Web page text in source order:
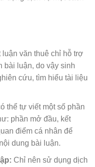
luận văn thuê chỉ hỗ trợ
bài luận, do vậy sinh
cứu, tìm hiểu tài liệu
thể tự viết một số phần
phần mở đầu, kết
điểm cá nhân để
dung bài luận.
Chỉ nên sử dụng dịch